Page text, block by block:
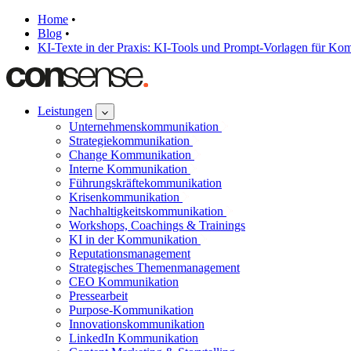
Home •
Blog •
KI-Texte in der Praxis: KI-Tools und Prompt-Vorlagen für
Leistungen
Unternehmenskommunikation
Strategiekommunikation
Change Kommunikation
Interne Kommunikation
Führungskräftekommunikation
Krisenkommunikation
Nachhaltigkeitskommunikation
Workshops, Coachings & Trainings
KI in der Kommunikation
Reputationsmanagement
Strategisches Themenmanagement
CEO Kommunikation
Pressearbeit
Purpose-Kommunikation
Innovationskommunikation
LinkedIn Kommunikation